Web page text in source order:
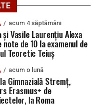
acum 4 săptămâni
Vasile Laurențiu Alexa
de 10 la examenul de
Teoretic Teiuș
acum o lună
Gimnazială Stremț,
Erasmus+ de
la Roma